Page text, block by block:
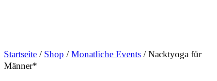
Startseite / Shop /Monatliche Events/ Nacktyoga für
Männer*